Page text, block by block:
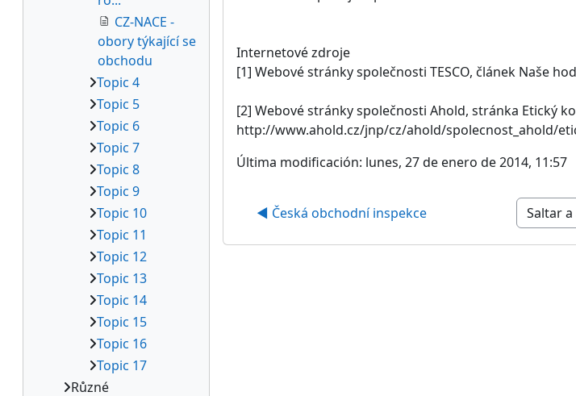
Internetové zdroje
[1] Webové stránky společnosti TESCO, článek Naše
[2] Webové stránky společnosti Ahold, stránka Etický
http://www.ahold.cz/jnp/cz/ahold/spolecnost_ahold/
Última modificación: lunes, 27 de enero de 2014, 11:57
◀︎ Česká obchodní inspekce Saltar a
CZ-NACE -
obory týkající se
obchodu
Topic 4
Topic 5
Topic 6
Topic 7
Topic 8
Topic 9
Topic 10
Topic 11
Topic 12
Topic 13
Topic 14
Topic 15
Topic 16
Topic 17
Různé